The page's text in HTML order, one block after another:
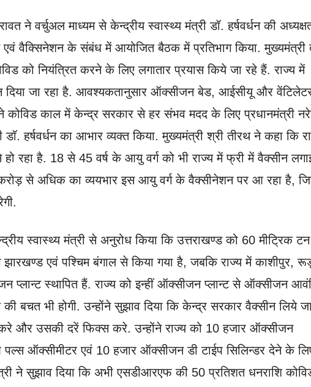
ने वर्चुअल माध्यम से केन्द्रीय स्वास्थ्य मंत्री डॉ. हर्षवर्धन की
एवं वैक्सिनेशन के संबंध में आयोजित बैठक में प्रतिभाग किया. मुख्यमंत्री
को नियंत्रित करने के लिए लगातार प्रयास किये जा रहे हैं. राज्य में
दिया जा रहा है. आवश्यकतानुसार ऑक्सीजन बेड, आईसीयू और
कोविड काल में केन्द्र सरकार से हर संभव मदद के लिए प्रधानमंत्री
डॉ. हर्षवर्धन का आभार व्यक्त किया. मुख्यमंत्री श्री तीरथ ने कहा कि
रहा है. 18 से 45 वर्ष के आयु वर्ग को भी राज्य में फ्री में वैक्सीन
से अधिक का व्ययभार इस आयु वर्ग के वैक्सीनेशन पर आ रहा है,
स्वास्थ्य मंत्री से अनुरोध किया कि उत्तराखण्ड को 60 मीट्रिक टन
एवं पश्चिम बंगाल से किया गया है, जबकि राज्य में काशीपुर,
प्लान्ट स्थापित हैं. राज्य को इन्हीं ऑक्सीजन प्लान्ट से ऑक्सीजन
बचत भी होगी. उन्होंने सुझाव दिया कि केन्द्र सरकार वैक्सीन लिये
करे और उसकी दरें फिक्स करे. उन्होंने राज्य को 10 हजार ऑक्सीजन
ऑक्सीमीटर एवं 10 हजार ऑक्सीजन डी टाईप सिलिन्डर देने के
ने सुझाव दिया कि अभी एसडीआरएफ की 50 प्रतिशत धनराशि